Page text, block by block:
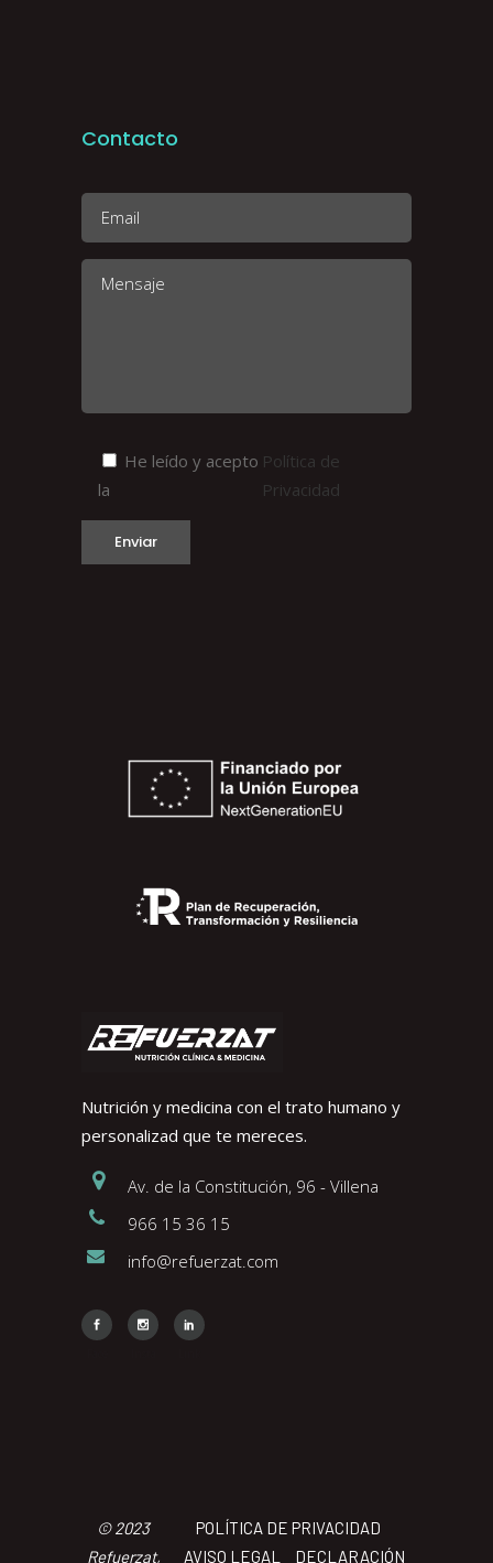
Nutrición y medicina con el trato humano y
personalizad que te mereces.
Av. de la Constitución, 96 - Villena
966 15 36 15
info@refuerzat.com
Contacto
He leído y acepto
la
Política de
Privacidad
© 2023
Refuerzat,
POLÍTICA DE PRIVACIDAD
AVISO LEGAL
DECLARACIÓN